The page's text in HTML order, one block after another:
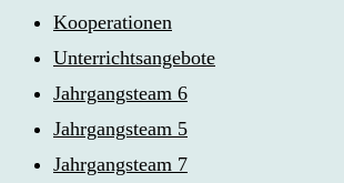
Kooperationen
Unterrichtsangebote
Jahrgangsteam 6
Jahrgangsteam 5
Jahrgangsteam 7